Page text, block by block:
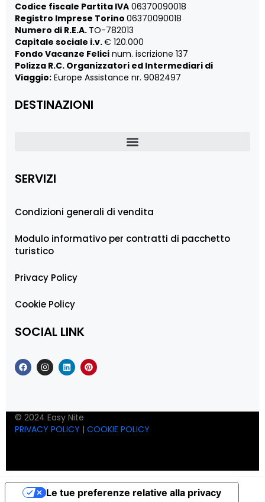
Codice fiscale Partita IVA 06370090018
Registro Imprese Torino 06370090018
Numero di R.E.A. TO-782013
Capitale sociale i.v.€ 120.000
Fondo Vacanze Felici num. iscrizione 137
Polizza R.C. Organizzatori ed Intermediari di
Viaggio: Europe Assistance nr. 9082497
DESTINAZIONI
SERVIZI
Condizioni generali di vendita
Modulo informativo per contratti di pacchetto
turistico
Privacy Policy
Cookie Policy
SOCIAL LINK
© 2024 Easy Nite
PRIVACY POLICY | COOKIE POLICY
Le tue preferenze relative alla privacy